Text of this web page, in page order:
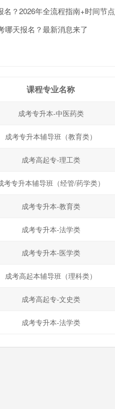
名？2026年全流程指南+时间节点
哪天报名？最新消息来了
课程专业名称
成考专升本-中医药类
成考专升本辅导班（教育类）
成考高起专-理工类
考专升本辅导班（经管/药学类）
成考专升本-教育类
成考专升本-法学类
成考专升本-医学类
成考高起本辅导班（理科类）
成考高起专-文史类
成考专升本-法学类